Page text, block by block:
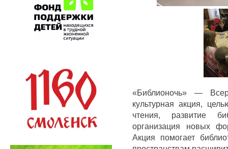
«Библионочь» —
культурная акция,
чтения, развитие
организация новых
Акция помогает